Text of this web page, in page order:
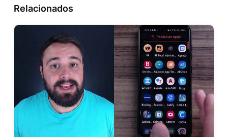
Relacionados